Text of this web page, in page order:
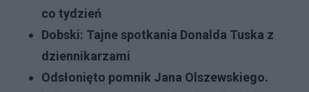
co tydzień
Dobski: Tajne spotkania Donalda Tuska z
dziennikarzami
Odsłonięto pomnik Jana Olszewskiego.